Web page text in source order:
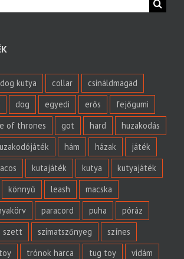
kutya collar
csináldmagad
dog egyedi erős
fejőgumi
of thrones got hard
huzakodás
hám házak
játék
kutajáték kutya
kutyajáték
könnyű leash
macska
paracord puha
póráz
szett szimatszőnyeg
színes
toy trónok harca tug toy
vidám